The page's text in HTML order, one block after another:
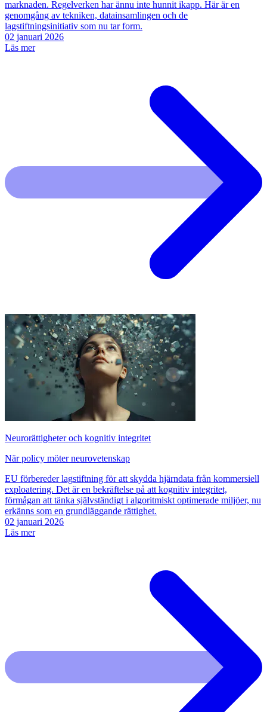
marknaden. Regelverken har ännu inte hunnit ikapp. Här är en
genomgång av tekniken, datainsamlingen och de
lagstiftningsinitiativ som nu tar form.
02 januari 2026
Läs mer
Neurorättigheter och kognitiv integritet
När policy möter neurovetenskap
EU förbereder lagstiftning för att skydda hjärndata från kommersiell
exploatering. Det är en bekräftelse på att kognitiv integritet,
förmågan att tänka självständigt i algoritmiskt optimerade miljöer, nu
erkänns som en grundläggande rättighet.
02 januari 2026
Läs mer